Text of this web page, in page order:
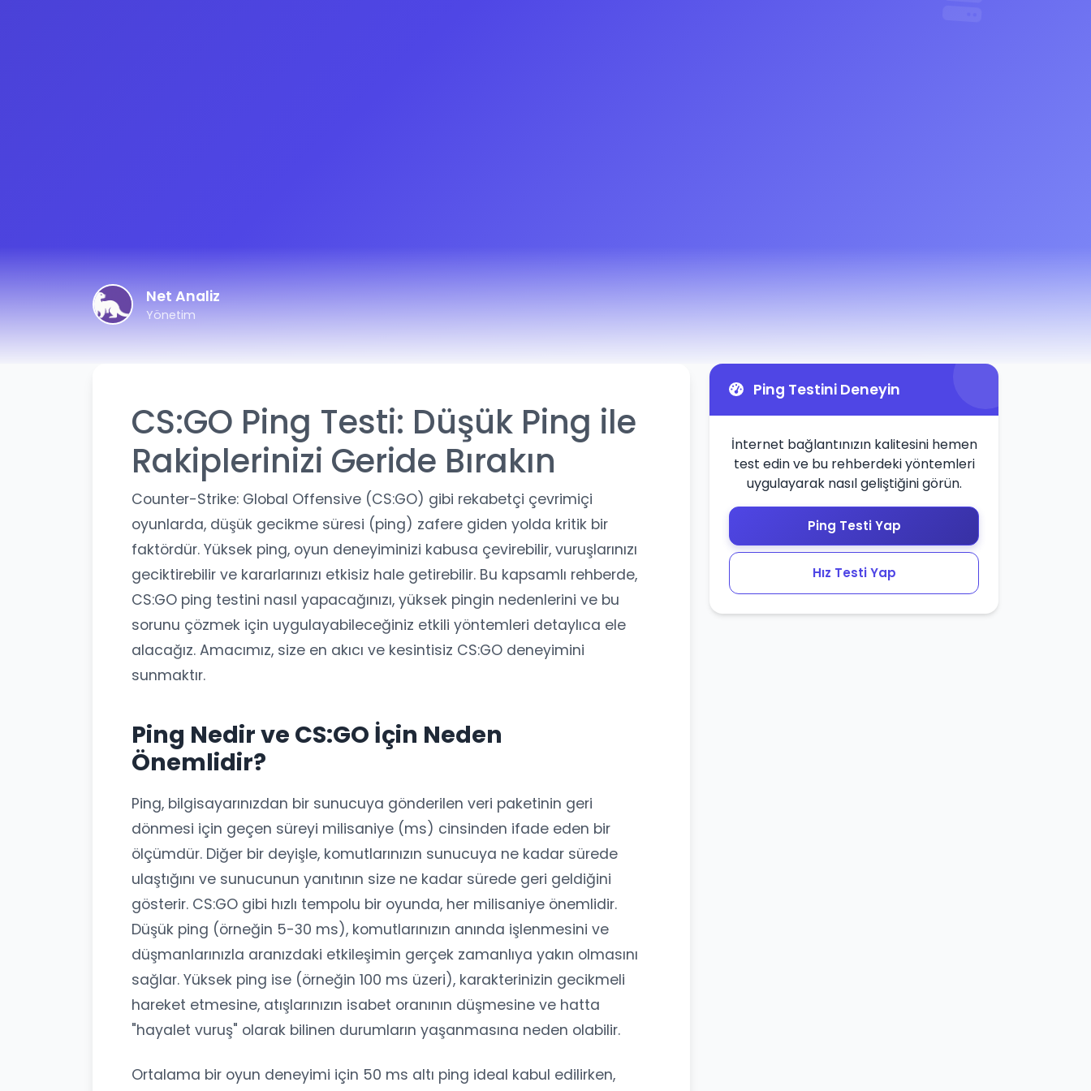
Net Analiz
Yönetim
CS:GO Ping Testi: Düşük Ping ile
Rakiplerinizi Geride Bırakın
Counter-Strike: Global Offensive (CS:GO) gibi rekabetçi çevrimiçi
oyunlarda, düşük gecikme süresi (ping) zafere giden yolda kritik bir
faktördür. Yüksek ping, oyun deneyiminizi kabusa çevirebilir, vuruşlarınızı
geciktirebilir ve kararlarınızı etkisiz hale getirebilir. Bu kapsamlı rehberde,
CS:GO ping testini nasıl yapacağınızı, yüksek pingin nedenlerini ve bu
sorunu çözmek için uygulayabileceğiniz etkili yöntemleri detaylıca ele
alacağız. Amacımız, size en akıcı ve kesintisiz CS:GO deneyimini
sunmaktır.
Ping Nedir ve CS:GO İçin Neden
Önemlidir?
Ping, bilgisayarınızdan bir sunucuya gönderilen veri paketinin geri
dönmesi için geçen süreyi milisaniye (ms) cinsinden ifade eden bir
ölçümdür. Diğer bir deyişle, komutlarınızın sunucuya ne kadar sürede
ulaştığını ve sunucunun yanıtının size ne kadar sürede geri geldiğini
gösterir. CS:GO gibi hızlı tempolu bir oyunda, her milisaniye önemlidir.
Düşük ping (örneğin 5-30 ms), komutlarınızın anında işlenmesini ve
düşmanlarınızla aranızdaki etkileşimin gerçek zamanlıya yakın olmasını
sağlar. Yüksek ping ise (örneğin 100 ms üzeri), karakterinizin gecikmeli
hareket etmesine, atışlarınızın isabet oranının düşmesine ve hatta
"hayalet vuruş" olarak bilinen durumların yaşanmasına neden olabilir.
Ortalama bir oyun deneyimi için 50 ms altı ping ideal kabul edilirken,
Ping Testini Deneyin
İnternet bağlantınızın kalitesini hemen
test edin ve bu rehberdeki yöntemleri
uygulayarak nasıl geliştiğini görün.
Ping Testi Yap
Hız Testi Yap